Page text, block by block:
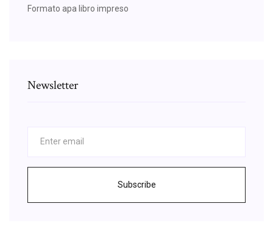
Formato apa libro impreso
Newsletter
Subscribe